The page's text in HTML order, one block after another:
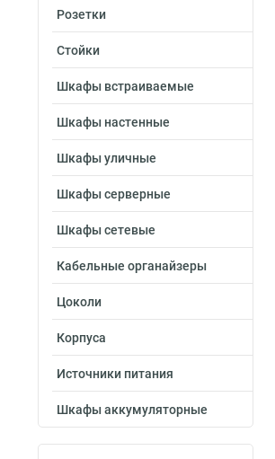
Розетки
Стойки
Шкафы встраиваемые
Шкафы настенные
Шкафы уличные
Шкафы серверные
Шкафы сетевые
Кабельные органайзеры
Цоколи
Корпуса
Источники питания
Шкафы аккумуляторные